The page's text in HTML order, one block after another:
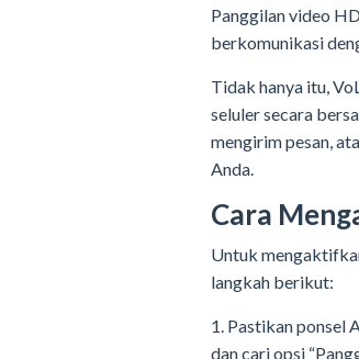
Panggilan video
berkomunikasi
Tidak hanya itu,
seluler secara
mengirim pesan,
Anda.
Cara
Untuk
langkah berikut:
1. Pastikan ponsel
dan cari opsi